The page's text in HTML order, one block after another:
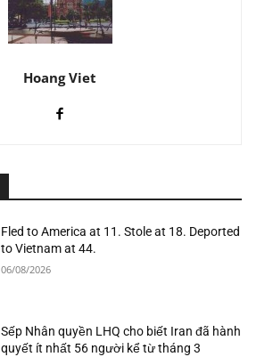
Hoang Viet
Fled to America at 11. Stole at 18. Deported
to Vietnam at 44.
06/08/2026
Sếp Nhân quyền LHQ cho biết Iran đã hành
quyết ít nhất 56 người kể từ tháng 3